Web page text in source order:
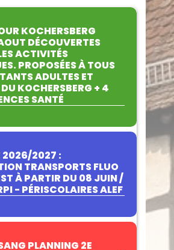
KOCHERSBERG
DÉCOUVERTES
ACTIVITÉS
PROPOSÉES À TOUS
ADULTES ET
KOCHERSBERG + 4
SANTÉ
2026/2027 :
TRANSPORTS FLUO
À PARTIR DU 08 JUIN /
- PÉRISCOLAIRES ALEF
PLANNING 2E